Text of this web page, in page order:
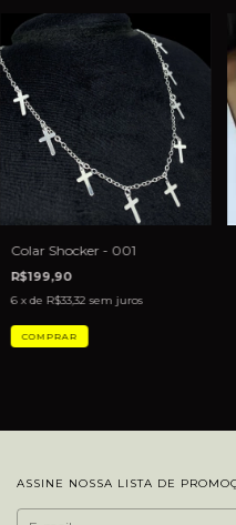
Colar Shocker - 001
R$199,90
6 x de R$33,32 sem juros
ASSINE NOSSA LISTA DE